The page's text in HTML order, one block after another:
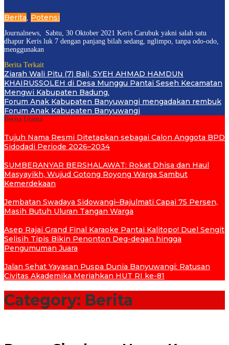
Berita, Potensi
Journalnews, Sabtu, 30 Oktober 2021 Keris Carubuk yakni salah satu
dhapur Keris luk 7 dengan panjang bilah sedang, nglimpo, tanpa odo-odo,
menggunakan
Berita Terkait
Ziarah Wali Pitu (7) Bali, SYEH AHMAD HAMDUN
KHAIRUSSOLEH di Desa Munggu Pantai Seseh Kecamatan
Mengwi Kabupaten Badung.
Forum Anak Kabupaten Banyuwangi mengadakan rembuk
Forum Anak Kabupaten Banyuwangi
Berita Utama
Tujuh Nama Resmi Ditetapkan sebagai Calon Anggota BPD
Sidodadi Periode 2026–2034
SUMBERANYAR BERSHALAWAT: Rokat Dhisa dan Haul
Masyayikh, Wujud Gotong Royong Warga Sambut
Kemerdekaan
Jembatan Swadaya Sidowangi–Bajulmati Capai 75 Persen,
Masih Butuh Uluran Tangan Warga
Asep Rajai Grand Final Karaoke Pantai Kalitopo! Duel Sengit
Selisih Tipis Bikin Penonton Deg-degan hingga
Pengumuman Juara
Jalan Sehat Yayasan Puspa Dunia Banyuwangi: Ratusan
Civitas Akademika Meriahkan HUT RI ke-81
Category: Berita